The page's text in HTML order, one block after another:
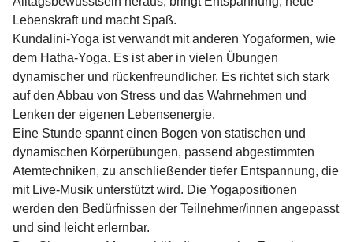
Lebenskraft und macht Spaß.
Kundalini-Yoga ist verwandt mit anderen Yogaformen, wie
dem Hatha-Yoga. Es ist aber in vielen Übungen
dynamischer und rückenfreundlicher. Es richtet sich stark
auf den Abbau von Stress und das Wahrnehmen und
Lenken der eigenen Lebensenergie.
Eine Stunde spannt einen Bogen von statischen und
dynamischen Körperübungen, passend abgestimmten
Atemtechniken, zu anschließender tiefer Entspannung, die
mit Live-Musik unterstützt wird. Die Yogapositionen
werden den Bedürfnissen der Teilnehmer/innen angepasst
und sind leicht erlernbar.